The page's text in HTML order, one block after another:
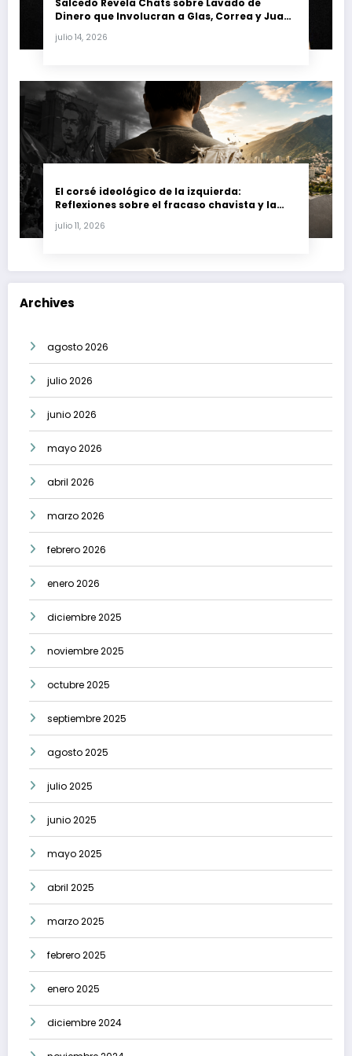
Salcedo Revela Chats sobre Lavado de
Dinero que Involucran a Glas, Correa y Juan
julio 14, 2026
El corsé ideológico de la izquierda:
Reflexiones sobre el fracaso chavista y la
julio 11, 2026
Archives
agosto 2026
julio 2026
junio 2026
mayo 2026
abril 2026
marzo 2026
febrero 2026
enero 2026
diciembre 2025
noviembre 2025
octubre 2025
septiembre 2025
agosto 2025
julio 2025
junio 2025
mayo 2025
abril 2025
marzo 2025
febrero 2025
enero 2025
diciembre 2024